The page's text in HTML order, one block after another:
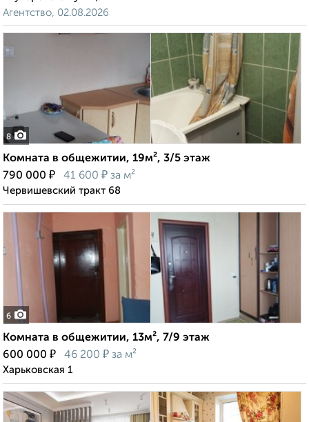
Агентство, 02.08.2026
8
Комната в общежитии, 19м², 3/5 этаж
790 000 ₽ 41 600 ₽ за м²
Червишевский тракт 68
6
Комната в общежитии, 13м², 7/9 этаж
600 000 ₽ 46 200 ₽ за м²
Харьковская 1